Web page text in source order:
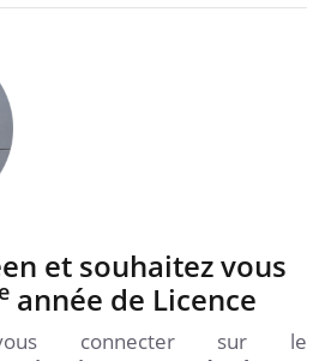
et souhaitez vous
année de Licence
connecter sur le